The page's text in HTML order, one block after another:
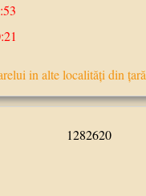
in alte localităţi din ţară
1282620